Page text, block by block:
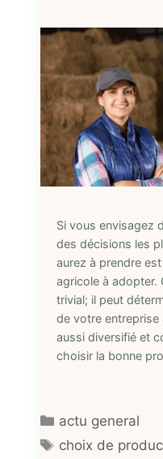
Si vous envisagez
des décisions les
aurez à prendre
agricole à adopter.
trivial; il peut
de votre entreprise
aussi diversifié et
choisir la bonne
Catégories
actu general
Étiquettes
choix de